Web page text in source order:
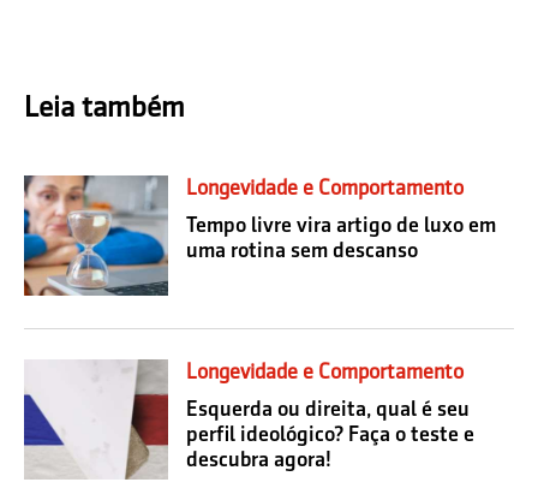
Leia também
Longevidade e Comportamento
Tempo livre vira artigo de luxo em
uma rotina sem descanso
Longevidade e Comportamento
Esquerda ou direita, qual é seu
perfil ideológico? Faça o teste e
descubra agora!